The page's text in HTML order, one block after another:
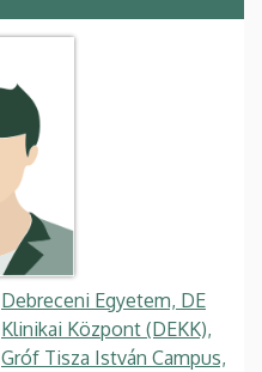
Debreceni Egyetem, DE
Klinikai Központ (DEKK),
Gróf Tisza István Campus,